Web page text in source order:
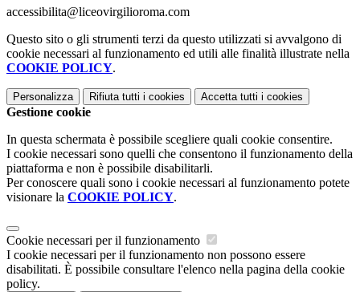
accessibilita@liceovirgilioroma.com
Questo sito o gli strumenti terzi da questo utilizzati si avvalgono di
cookie necessari al funzionamento ed utili alle finalità illustrate nella
COOKIE POLICY.
Personalizza Rifiuta tutti i cookies Accetta tutti i cookies
Gestione cookie
In questa schermata è possibile scegliere quali cookie consentire.
I cookie necessari sono quelli che consentono il funzionamento della
piattaforma e non è possibile disabilitarli.
Per conoscere quali sono i cookie necessari al funzionamento potete
visionare la COOKIE POLICY.
Cookie necessari per il funzionamento
I cookie necessari per il funzionamento non possono essere
disabilitati. È possibile consultare l'elenco nella pagina della cookie
policy.